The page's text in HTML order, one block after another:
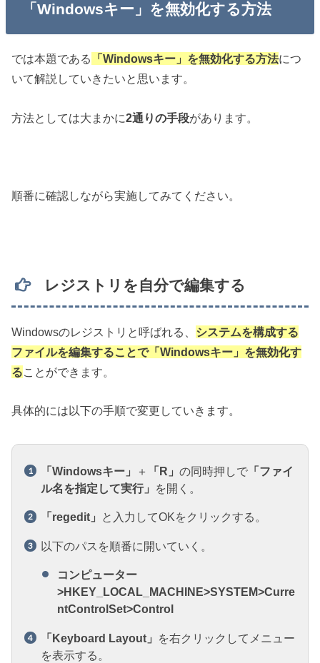
「Windowsキー」を無効化する方法
では本題である 「Windowsキー」を無効化する方法につ
いて解説していきたいと思います。
方法としては大まかに2通りの手段があります。
順番に確認しながら実施してみてください。
レジストリを自分で編集する
Windowsのレジストリと呼ばれる、 システムを構成する
ファイルを編集することで「Windowsキー」を無効化す
ることができます。
具体的には以下の手順で変更していきます。
「Windowsキー」 ＋ 「R」 の同時押しで 「ファイ
ル名を指定して実行」
を開く。
「regedit」 と入力してOKをクリックする。
以下のパスを順番に開いていく。
コンピューター
>HKEY_LOCAL_MACHINE>SYSTEM>Curre
ntControlSet>Control
「Keyboard Layout」
を右クリックしてメニュー
を表示する。